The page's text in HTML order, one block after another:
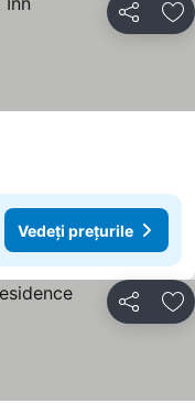
Distribuiți
Vedeți prețurile
Distribuiți